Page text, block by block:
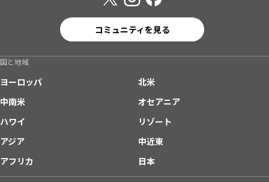
コミュニティを見る
国と地域
ヨーロッパ
北米
中南米
オセアニア
ハワイ
リゾート
アジア
中近東
アフリカ
日本